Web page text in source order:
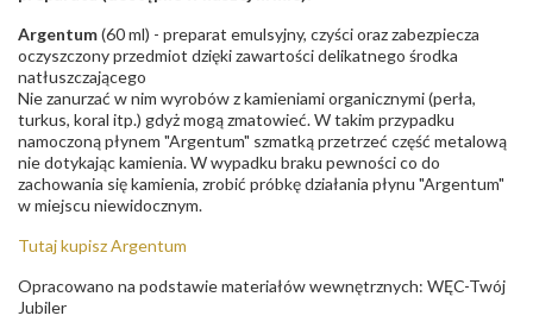
Argentum(60 ml) - preparat emulsyjny, czyści oraz zabezpiecza
oczyszczony przedmiot dzięki zawartości delikatnego środka
natłuszczającego
Nie zanurzać w nim wyrobów z kamieniami organicznymi (perła,
turkus, koral itp.) gdyż mogą zmatowieć. W takim przypadku
namoczoną płynem "Argentum" szmatką przetrzeć część metalową
nie dotykając kamienia. W wypadku braku pewności co do
zachowania się kamienia, zrobić próbkę działania płynu "Argentum"
w miejscu niewidocznym.
Tutaj kupisz Argentum
Opracowano na podstawie materiałów wewnętrznych: WĘC-Twój
Jubiler